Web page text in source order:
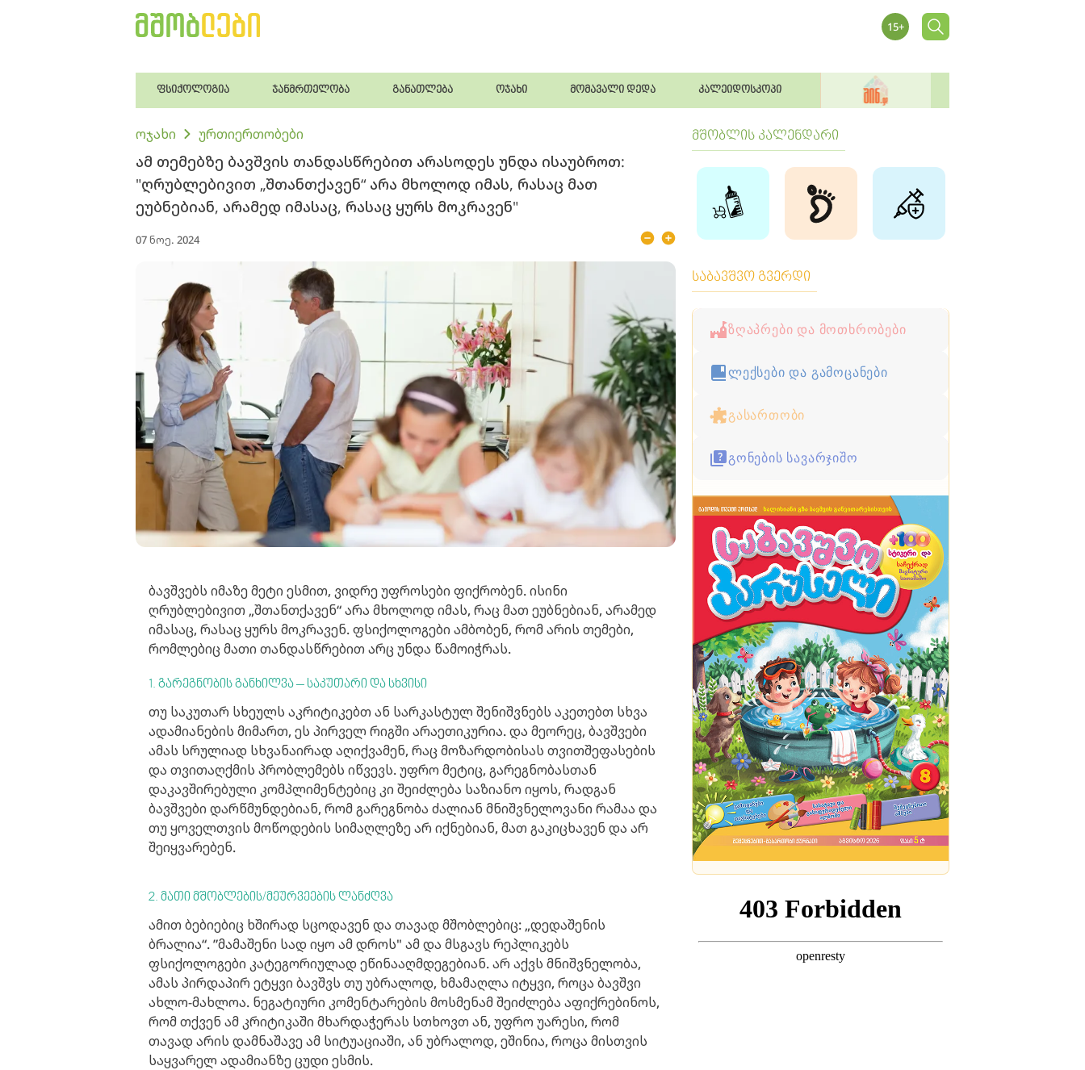
ფსიქოლოგია ჯანმრთელობა განათლება ოჯახი მომავალი დედა კალეიდოსკოპი
ოჯახი ურთიერთობები
ამ თემებზე ბავშვის თანდასწრებით არასოდეს უნდა ისაუბროთ:
"ღრუბლებივით „შთანთქავენ“ არა მხოლოდ იმას, რასაც მათ
ეუბნებიან, არამედ იმასაც, რასაც ყურს მოკრავენ"
07 ნოე. 2024
ბავშვებს იმაზე მეტი ესმით, ვიდრე უფროსები ფიქრობენ. ისინი
ღრუბლებივით „შთანთქავენ“ არა მხოლოდ იმას, რაც მათ ეუბნებიან, არამედ
იმასაც, რასაც ყურს მოკრავენ. ფსიქოლოგები ამბობენ, რომ არის თემები,
რომლებიც მათი თანდასწრებით არც უნდა წამოიჭრას.
1. გარეგნობის განხილვა – საკუთარი და სხვისი
თუ საკუთარ სხეულს აკრიტიკებთ ან სარკასტულ შენიშვნებს აკეთებთ სხვა
ადამიანების მიმართ, ეს პირველ რიგში არაეთიკურია. და მეორეც, ბავშვები
ამას სრულიად სხვანაირად აღიქვამენ, რაც მოზარდობისას თვითშეფასების
და თვითაღქმის პრობლემებს იწვევს. უფრო მეტიც, გარეგნობასთან
დაკავშირებული კომპლიმენტებიც კი შეიძლება საზიანო იყოს, რადგან
ბავშვები დარწმუნდებიან, რომ გარეგნობა ძალიან მნიშვნელოვანი რამაა და
თუ ყოველთვის მოწოდების სიმაღლეზე არ იქნებიან, მათ გაკიცხავენ და არ
შეიყვარებენ.
2. მათი მშობლების/მეურვეების ლანძღვა
ამით ბებიებიც ხშირად სცოდავენ და თავად მშობლებიც: „დედაშენის
ბრალია“. ”მამაშენი სად იყო ამ დროს" ამ და მსგავს რეპლიკებს
ფსიქოლოგები კატეგორიულად ეწინააღმდეგებიან. არ აქვს მნიშვნელობა,
ამას პირდაპირ ეტყვი ბავშვს თუ უბრალოდ, ხმამაღლა იტყვი, როცა ბავშვი
ახლო-მახლოა. ნეგატიური კომენტარების მოსმენამ შეიძლება აფიქრებინოს,
რომ თქვენ ამ კრიტიკაში მხარდაჭერას სთხოვთ ან, უფრო უარესი, რომ
თავად არის დამნაშავე ამ სიტუაციაში, ან უბრალოდ, ეშინია, როცა მისთვის
საყვარელ ადამიანზე ცუდი ესმის.
მშობლის კალენდარი
საბავშვო გვერდი
ზღაპრები და მოთხრობები
ლექსები და გამოცანები
გასართობი
გონების სავარჯიშო